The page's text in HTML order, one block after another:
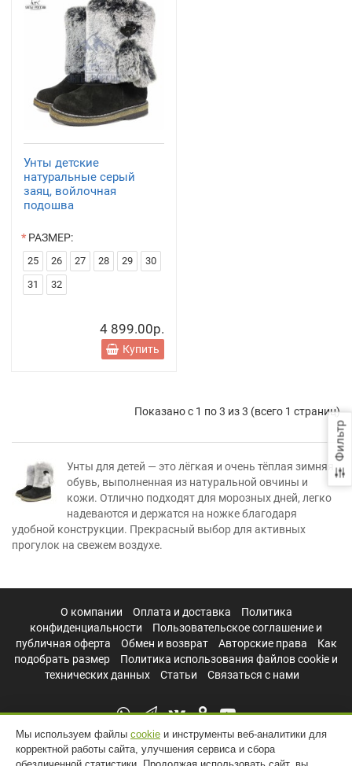
Фильтр
Унты детские
натуральные серый
заяц, войлочная
подошва
РАЗМЕР:
25 26 27 28 29
30
31
32
4 899.00р.
Купить
Показано с 1 по 3 из 3 (всего 1 страниц)
Унты для детей — это лёгкая и очень тёплая зимняя
обувь, выполненная из натуральной овчины и
кожи. Отлично подходят для морозных дней, легко
надеваются и держатся на ножке благодаря
удобной конструкции. Прекрасный выбор для активных
прогулок на свежем воздухе.
О компании Оплата и доставка
Политика
конфиденциальности
Пользовательское соглашение и
публичная оферта
Обмен и возврат Авторские права
Как
подобрать размер
Политика использования файлов cookie и
технических данных
Статьи Связаться с нами
Мы используем файлы cookie и инструменты веб-аналитики для
корректной работы сайта, улучшения сервиса и сбора